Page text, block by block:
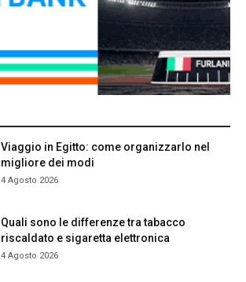
Viaggio in Egitto: come organizzarlo nel
migliore dei modi
4 Agosto 2026
Quali sono le differenze tra tabacco
riscaldato e sigaretta elettronica
4 Agosto 2026